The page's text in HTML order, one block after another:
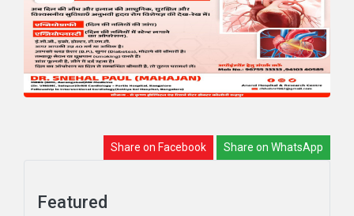
Share on Facebook Share on WhatsApp
Featured